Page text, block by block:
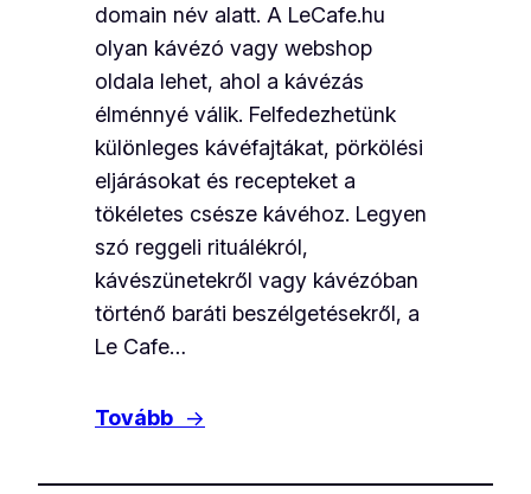
domain név alatt. A LeCafe.hu
olyan kávézó vagy webshop
oldala lehet, ahol a kávézás
élménnyé válik. Felfedezhetünk
különleges kávéfajtákat, pörkölési
eljárásokat és recepteket a
tökéletes csésze kávéhoz. Legyen
szó reggeli rituálékról,
kávészünetekről vagy kávézóban
történő baráti beszélgetésekről, a
Le Cafe…
Tovább →